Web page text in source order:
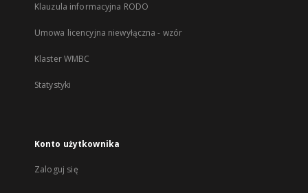
Klauzula informacyjna RODO
Umowa licencyjna niewyłączna - wzór
Klaster WMBC
Statystyki
Konto użytkownika
Zaloguj się